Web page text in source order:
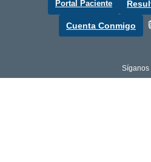
Portal Paciente
Cuenta Conmigo
Síganos